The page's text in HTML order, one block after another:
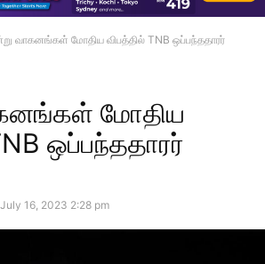
வாகனங்கள் மோதிய விபத்தில் TNB ஒப்பந்ததாரர்
மோதிய
ஒப்பந்ததாரர்
July 16, 2023 2:28 pm